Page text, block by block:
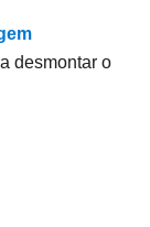
desmontar o